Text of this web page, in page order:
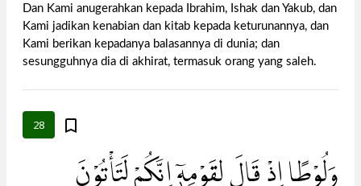
Dan Kami anugerahkan kepada Ibrahim, Ishak dan Yakub, dan
Kami jadikan kenabian dan kitab kepada keturunannya, dan
Kami berikan kepadanya balasannya di dunia; dan
sesungguhnya dia di akhirat, termasuk orang yang saleh.
28
وَلُوْطًا اِذْ قَالَ لِقَوْمِهٖٓ اِنَّكُمْ لَتَأْتُوْنَ